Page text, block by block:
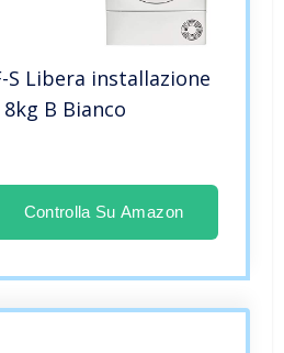
S Libera installazione
B Bianco
Controlla Su Amazon